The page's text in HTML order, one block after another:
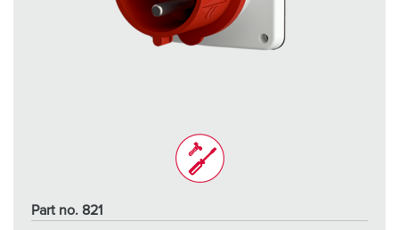
Part no. 821